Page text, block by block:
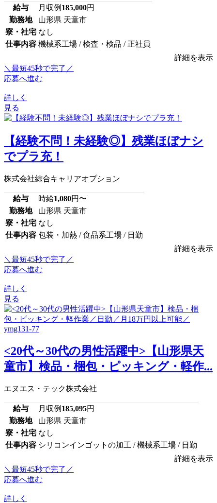
給与 月収例 185,000円
勤務地
山形県 天童市
寮・社宅 なし
仕事内容 機械系工場 / 検査・検品 / 正社員
詳細を表示
＼最短45秒で完了／
応募へ進む
詳しく
見る
【経験不問！未経験◎】残業ほぼナシ
でプラ充！
株式会社綜合キャリアオプション
給与 時給1,080円〜
勤務地
山形県 天童市
寮・社宅 なし
仕事内容 包装・加熱 / 食品系工場 / 日勤
詳細を表示
＼最短45秒で完了／
応募へ進む
詳しく
見る
<20代～30代の男性活躍中>【山形県天
童市】検品・梱包・ピッキング・軽作...
エヌエス・テック株式会社
給与 月収例 185,095円
勤務地
山形県 天童市
寮・社宅 なし
仕事内容 シリコンインゴットの加工 / 機械系工場 / 日勤
詳細を表示
＼最短45秒で完了／
応募へ進む
詳しく